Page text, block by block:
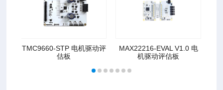
TMC9660-STP 电机驱动评
估板
MAX22216-EVAL V1.0 电
机驱动评估板